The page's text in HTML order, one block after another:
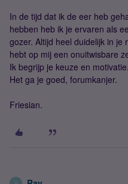
In de tijd dat ik de eer heb
hebben heb ik je ervaren als
gozer. Altijd heel duidelijk in je
hebt op mij een onuitwisbare
Ik begrijp je keuze en motivatie.
Het ga je goed, forumkanjer.
Friesian.